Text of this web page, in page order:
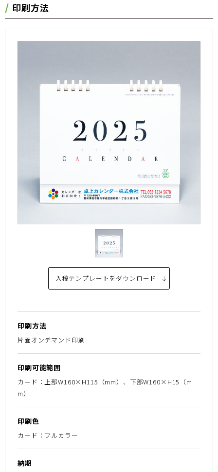
印刷方法
入稿テンプレートをダウンロード
印刷方法
片面オンデマンド印刷
印刷可能範囲
カード：上部W160×H115（mm）、下部W160×H15（m
m）
印刷色
カード：フルカラー
納期